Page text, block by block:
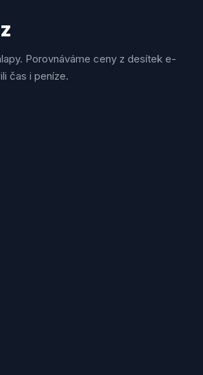
Porovnáváme ceny z desítek e-
čas i peníze.